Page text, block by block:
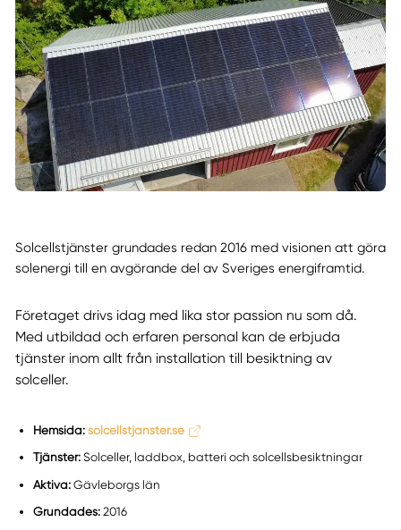
Solcellstjänster grundades redan 2016 med visionen att göra
solenergi till en avgörande del av Sveriges energiframtid.
Företaget drivs idag med lika stor passion nu som då.
Med utbildad och erfaren personal kan de erbjuda
tjänster inom allt från installation till besiktning av
solceller.
Hemsida: solcellstjanster.se
Tjänster: Solceller, laddbox, batteri och solcellsbesiktningar
Aktiva:Gävleborgs län
Grundades: 2016